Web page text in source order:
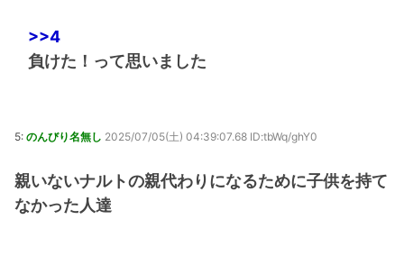
>>4
負けた！って思いました
5: のんびり名無し 2025/07/05(土) 04:39:07.68 ID:tbWq/ghY0
親いないナルトの親代わりになるために子供を持て
なかった人達